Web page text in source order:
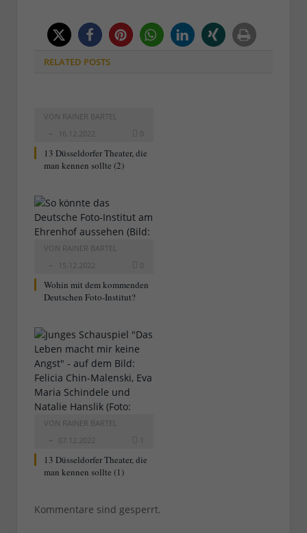
RELATED POSTS
VON RAINER BARTEL
16.12.2022
0
13 Düsseldorfer Theater, die
man kennen sollte (2)
VON RAINER BARTEL
15.12.2022
0
Wohin mit dem kommenden
Deutschen Foto-Institut?
VON RAINER BARTEL
07.12.2022
1
13 Düsseldorfer Theater, die
man kennen sollte (1)
Kommentare sind gesperrt.